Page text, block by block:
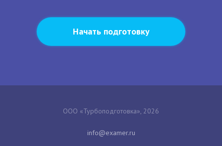
Начать подготовку
ООО «Турбоподготовка», 2026